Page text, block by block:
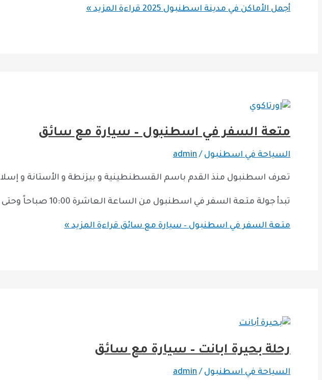
أجمل الأماكن في مدينة اسطنبول 2025 قراءة المزيد »
متعة السفر في اسطنبول – سيارة مع سائق
السياحة في اسطنبول /
admin
تعرف اسطنبول منذ القدم باسم القسطنطينية و بيزنطة و الأستانة و
تبدأ جولة متعة السفر في اسطنبول من الساعة العاشرة 10:00 صباحاً وحتى الساعة الثامنة 8:00 مساءً
متعة السفر في اسطنبول – سيارة مع سائققراءة المزيد »
رحلة بحيرة ابانت – سيارة مع سائق
السياحة في اسطنبول /
admin